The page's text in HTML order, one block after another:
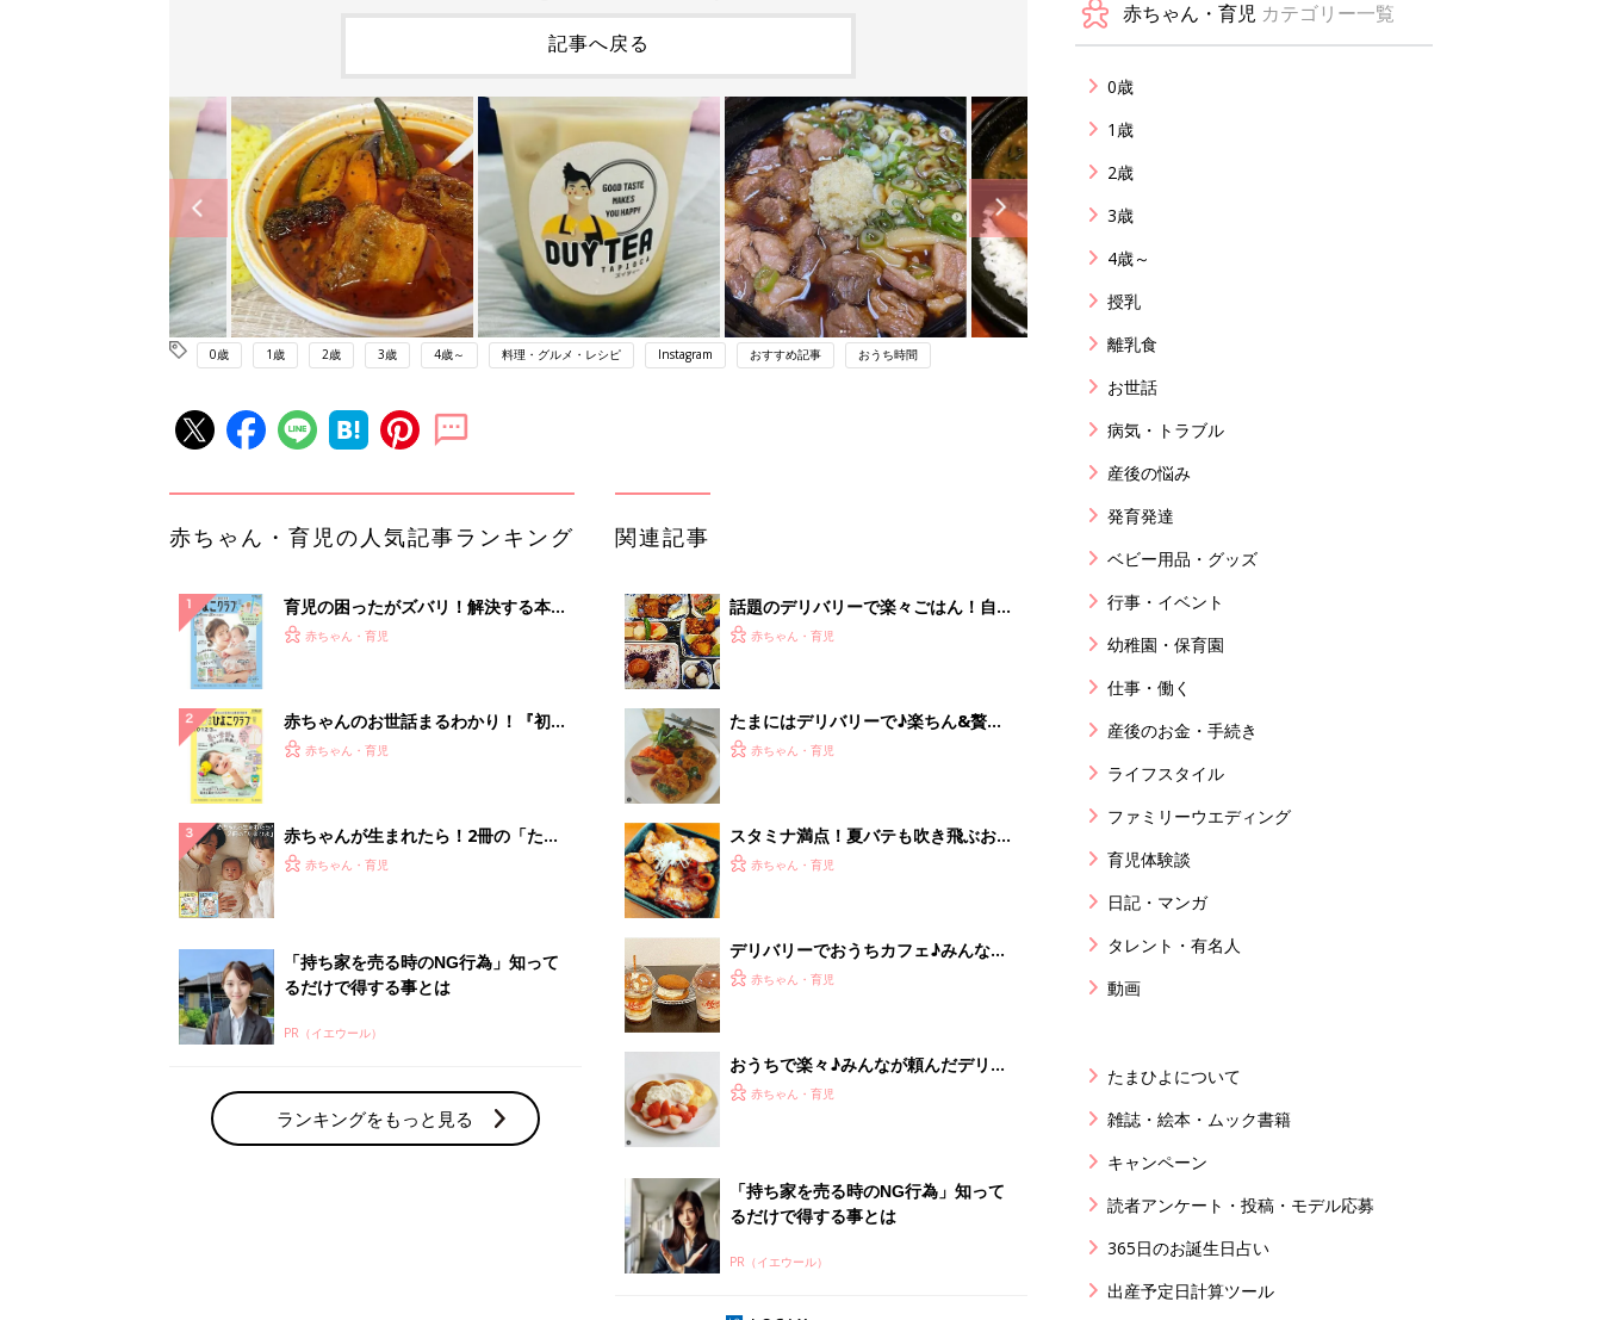
記事へ戻る
0歳 1歳 2歳 3歳 4歳～ 料理・グルメ・レシピ Instagram おすすめ記事 おうち時間
赤ちゃん・育児の人気記事ランキング
育児の困ったがズバリ！解決する本
『ひよこクラブ 夏号』 4カ月～2才
赤ちゃん・育児
赤ちゃんのお世話まるわかり！『初め
てのひよこクラブ 夏号』〈巻頭大特
赤ちゃん・育児
赤ちゃんが生まれたら！2冊の「たま
ひよ」
赤ちゃん・育児
「持ち家を売る時のNG行為」知って
るだけで得する事とは
PR（イエウール）
ランキングをもっと見る
関連記事
話題のデリバリーで楽々ごはん！自宅
でお得においしく♪
赤ちゃん・育児
たまにはデリバリーで♪楽ちん&贅沢
ランチしちゃおう！
赤ちゃん・育児
スタミナ満点！夏バテも吹き飛ぶお肉
料理のデリバリー
赤ちゃん・育児
デリバリーでおうちカフェ♪みんなが
頼んだスイーツは？
赤ちゃん・育児
おうちで楽々♪みんなが頼んだデリバ
リーカフェごはん
赤ちゃん・育児
「持ち家を売る時のNG行為」知って
るだけで得する事とは
PR（イエウール）
赤ちゃん・育児 カテゴリー一覧
0歳
1歳
2歳
3歳
4歳～
授乳
離乳食
お世話
病気・トラブル
産後の悩み
発育発達
ベビー用品・グッズ
行事・イベント
幼稚園・保育園
仕事・働く
産後のお金・手続き
ライフスタイル
ファミリーウエディング
育児体験談
日記・マンガ
タレント・有名人
動画
たまひよについて
雑誌・絵本・ムック書籍
キャンペーン
読者アンケート・投稿・モデル応募
365日のお誕生日占い
出産予定日計算ツール